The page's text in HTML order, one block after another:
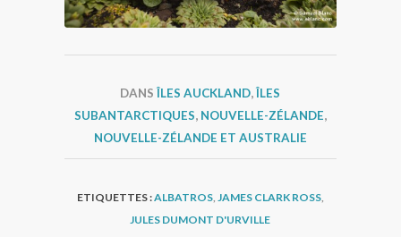
DANSÎLES AUCKLAND,ÎLES
SUBANTARCTIQUES, NOUVELLE-ZÉLANDE,
NOUVELLE-ZÉLANDE ET AUSTRALIE
ETIQUETTES :ALBATROS, JAMES CLARK ROSS,
JULES DUMONT D'URVILLE